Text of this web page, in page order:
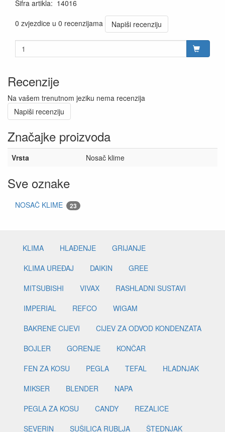
Šifra artikla: 14016
0 zvjezdice u 0 recenzijama
Napiši recenziju
Recenzije
Na vašem trenutnom jeziku nema recenzija
Napiši recenziju
Značajke proizvoda
Vrsta Nosač klime
Sve oznake
NOSAČ KLIME 23
KLIMA HLAĐENJE
GRIJANJE
KLIMA UREĐAJ
DAIKIN
GREE
MITSUBISHI
VIVAX
RASHLADNI SUSTAVI
IMPERIAL
REFCO
WIGAM
BAKRENE CIJEVI
CIJEV ZA ODVOD KONDENZATA
BOJLER
GORENJE
KONČAR
FEN ZA KOSU
PEGLA TEFAL
HLADNJAK
MIKSER
BLENDER
NAPA
PEGLA ZA KOSU
CANDY
REZALICE
SEVERIN
SUŠILICA RUBLJA
ŠTEDNJAK